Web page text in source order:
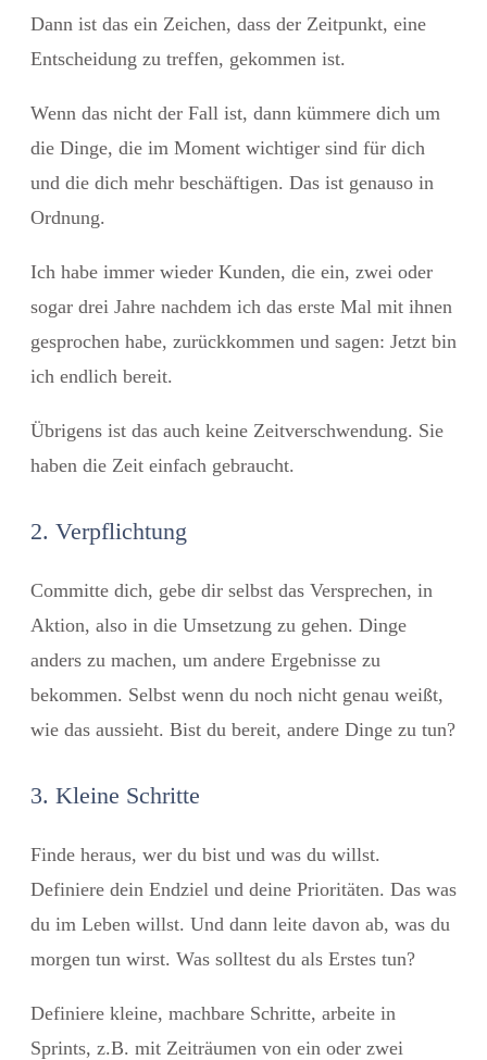
Dann ist das ein Zeichen, dass der Zeitpunkt, eine
Entscheidung zu treffen, gekommen ist.
Wenn das nicht der Fall ist, dann kümmere dich um
die Dinge, die im Moment wichtiger sind für dich
und die dich mehr beschäftigen. Das ist genauso in
Ordnung.
Ich habe immer wieder Kunden, die ein, zwei oder
sogar drei Jahre nachdem ich das erste Mal mit ihnen
gesprochen habe, zurückkommen und sagen: Jetzt bin
ich endlich bereit.
Übrigens ist das auch keine Zeitverschwendung. Sie
haben die Zeit einfach gebraucht.
2. Verpflichtung
Committe dich, gebe dir selbst das Versprechen, in
Aktion, also in die Umsetzung zu gehen. Dinge
anders zu machen, um andere Ergebnisse zu
bekommen. Selbst wenn du noch nicht genau weißt,
wie das aussieht. Bist du bereit, andere Dinge zu tun?
3. Kleine Schritte
Finde heraus, wer du bist und was du willst.
Definiere dein Endziel und deine Prioritäten. Das was
du im Leben willst. Und dann leite davon ab, was du
morgen tun wirst. Was solltest du als Erstes tun?
Definiere kleine, machbare Schritte, arbeite in
Sprints, z.B. mit Zeiträumen von ein oder zwei